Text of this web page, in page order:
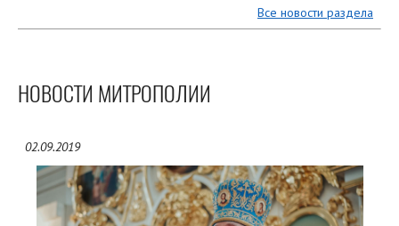
Все новости раздела
НОВОСТИ МИТРОПОЛИИ
02.09.2019